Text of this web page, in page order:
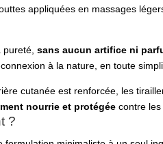
appliquées en massages
pureté,sans aucun artifice ni
à la nature, en toute
cutanée est renforcée, les
nourrie et protégée contre
?